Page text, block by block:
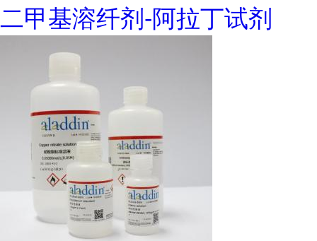
二甲基溶纤剂-阿拉丁试剂